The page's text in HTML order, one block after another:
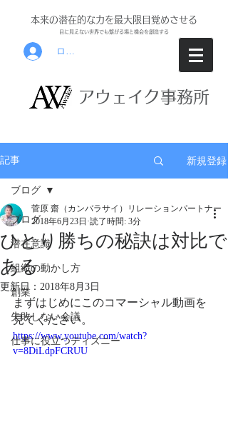
本来の潜在的な力を最大限目覚めさせる
目に見えない世界でも繋がる場と機会を創 造する
ログイン
アウ ェイク事務所
記事 新規登録
ブログ
潜在意識
組織の動かし方
創業
失敗しない会議
仕事に役立つディズニー
ブログ
ひとり勝ちの秘訣は対比で
ある
菅原 齋（カンバラサイ）リレーションパートナー
2018年6月23日 読了時間: 3分
更新日： 2018年8月3日
まずはじめにこのコマーシャル動画を
見てください。
https://www.youtube.com/watch?
v=8DiLdpFCRUU